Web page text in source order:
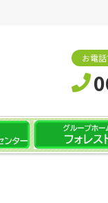
お電